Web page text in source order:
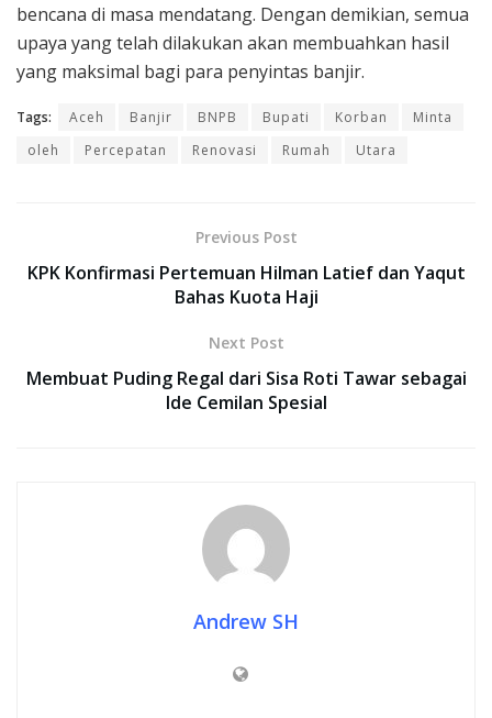
bencana di masa mendatang. Dengan demikian, semua
upaya yang telah dilakukan akan membuahkan hasil
yang maksimal bagi para penyintas banjir.
Tags: Aceh Banjir BNPB Bupati Korban
Minta
oleh
Percepatan Renovasi Rumah Utara
Previous Post
KPK Konfirmasi Pertemuan Hilman Latief dan Yaqut
Bahas Kuota Haji
Next Post
Membuat Puding Regal dari Sisa Roti Tawar sebagai
Ide Cemilan Spesial
Andrew SH